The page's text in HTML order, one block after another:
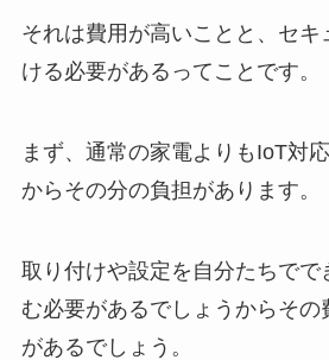
それは費用が高いことと、セキ
ける必要があるってことです。
まず、通常の家電よりもIoT対
からその分の負担があります。
取り付けや設定を自分たちでで
む必要があるでしょうからその
があるでしょう。